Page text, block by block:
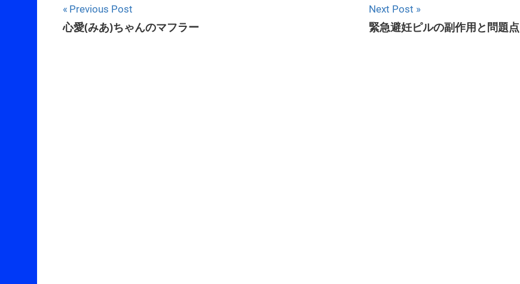
Post
navigation
Previous Post
心愛(みあ)ちゃんのマフラー
Next Post
緊急避妊ピルの副作用と問題点